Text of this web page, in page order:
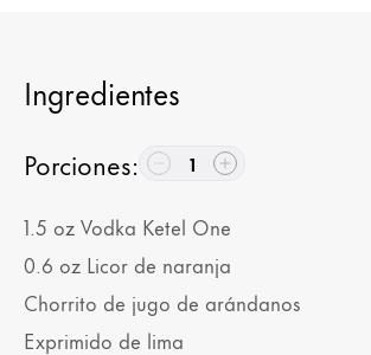
Ingredientes
Porciones: 1
1.5 ozVodka Ketel One
0.6 oz Licor de naranja
Chorrito de jugo de arándanos
Exprimido de lima